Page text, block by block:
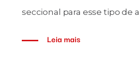
seccional para esse tipo de
Leia mais